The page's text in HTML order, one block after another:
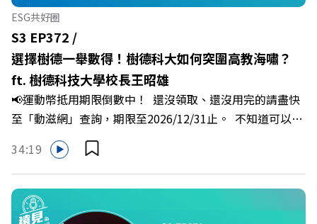
代，也能幫自己打造不被成敗輕易定義的強韌自我。 🔺 職
場衝突與霸凌從何而來？🔺 如何用「冰山對話」看穿主管
焦慮，將對立化為合作？🔺 怎麼做到「好奇少一點、批判
少一點」？🔺 面對AI時代的職涯焦慮，如何把自我價值打
分權拿回手裡？ +++++📓《透視職場冰山》新書介紹
>>>https://bookzone.cwgv.com.tw/book/BWL108🎂歡
慶遠見40歲生日！手速搶下破天荒的獨家優惠
>>>https://gvmkt.pse.is/9e5pbz✨關注《遠見》更多的社
群：LINE：https://reurl.cc/A4ELQpIG：
Powered by Firstory Hosting
ESG共好圈
S3 EP372 /
選擇樹德一舉數得！樹德科大如何突圍高教海嘯？
ft. 樹德科技大學校長王昭雄
📢運動幣抵用期限倒數中！ 還沒領取、還沒用完的請盡快
至「動滋網」查詢，期限至2026/12/31止。 不知道可以在
哪裡使用嗎？ 上「動滋網」【合作店家】專區，全台五千
多家合作業者任你選，馬上來找適用地點！ ➡️
https://fstry.pse.is/9epct2 —— 以上為 FMTaiwan 與
Firstory Podcast 廣告 —— 在少子化浪潮、私校面臨退場
海嘯的嚴峻考驗下，南台灣的技職學校該如何轉型突圍？
34:19